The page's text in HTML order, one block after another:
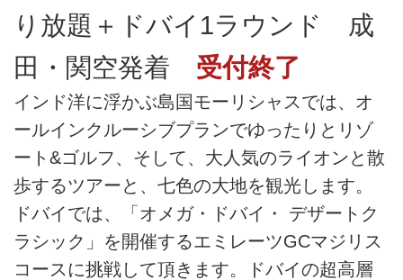
り放題＋ドバイ1ラウンド 成
田・関空発着 受付終了
インド洋に浮かぶ島国モーリシャスでは、オ
ールインクルーシブプランでゆったりとリゾ
ート&ゴルフ、そして、大人気のライオンと散
歩するツアーと、七色の大地を観光します。
ドバイでは、「オメガ・ドバイ・ デザートク
ラシック」を開催するエミレーツGCマジリス
コースに挑戦して頂きます。ドバイの超高層